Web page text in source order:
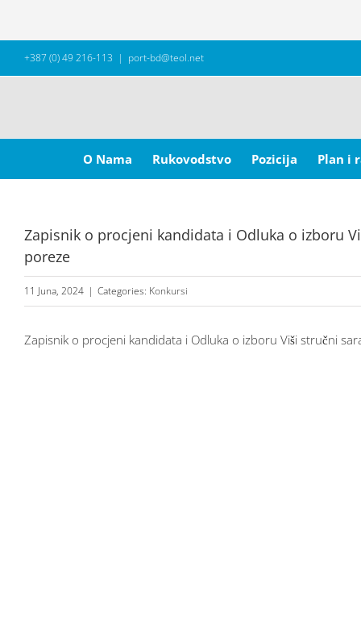
+387 (0) 49 216-113 | port-bd@teol.net
for:
O Nama
Rukovodstvo Pozicija Plan i
Zapisnik o procjeni kandidata i Odluka o izboru
poreze
11 Juna, 2024 | Categories: Konkursi
Zapisnik o procjeni kandidata i Odluka o izboru Viši stručni